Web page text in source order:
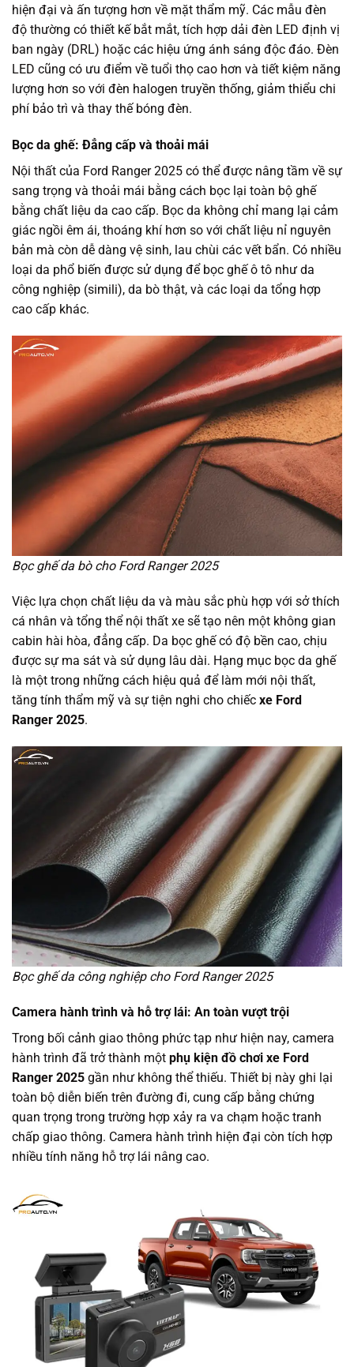
hiện đại và ấn tượng hơn về mặt thẩm mỹ. Các mẫu đèn
độ thường có thiết kế bắt mắt, tích hợp dải đèn LED định vị
ban ngày (DRL) hoặc các hiệu ứng ánh sáng độc đáo. Đèn
LED cũng có ưu điểm về tuổi thọ cao hơn và tiết kiệm năng
lượng hơn so với đèn halogen truyền thống, giảm thiểu chi
phí bảo trì và thay thế bóng đèn.
Bọc da ghế: Đẳng cấp và thoải mái
Nội thất của Ford Ranger 2025 có thể được nâng tầm về sự
sang trọng và thoải mái bằng cách bọc lại toàn bộ ghế
bằng chất liệu da cao cấp. Bọc da không chỉ mang lại cảm
giác ngồi êm ái, thoáng khí hơn so với chất liệu nỉ nguyên
bản mà còn dễ dàng vệ sinh, lau chùi các vết bẩn. Có nhiều
loại da phổ biến được sử dụng để bọc ghế ô tô như da
công nghiệp (simili), da bò thật, và các loại da tổng hợp
cao cấp khác.
Bọc ghế da bò cho Ford Ranger 2025
Việc lựa chọn chất liệu da và màu sắc phù hợp với sở thích
cá nhân và tổng thể nội thất xe sẽ tạo nên một không gian
cabin hài hòa, đẳng cấp. Da bọc ghế có độ bền cao, chịu
được sự ma sát và sử dụng lâu dài. Hạng mục bọc da ghế
là một trong những cách hiệu quả để làm mới nội thất,
tăng tính thẩm mỹ và sự tiện nghi cho chiếc xe Ford
Ranger 2025.
Bọc ghế da công nghiệp cho Ford Ranger 2025
Camera hành trình và hỗ trợ lái: An toàn vượt trội
Trong bối cảnh giao thông phức tạp như hiện nay, camera
hành trình đã trở thành một phụ kiện đồ chơi xe Ford
Ranger 2025 gần như không thể thiếu. Thiết bị này ghi lại
toàn bộ diễn biến trên đường đi, cung cấp bằng chứng
quan trọng trong trường hợp xảy ra va chạm hoặc tranh
chấp giao thông. Camera hành trình hiện đại còn tích hợp
nhiều tính năng hỗ trợ lái nâng cao.